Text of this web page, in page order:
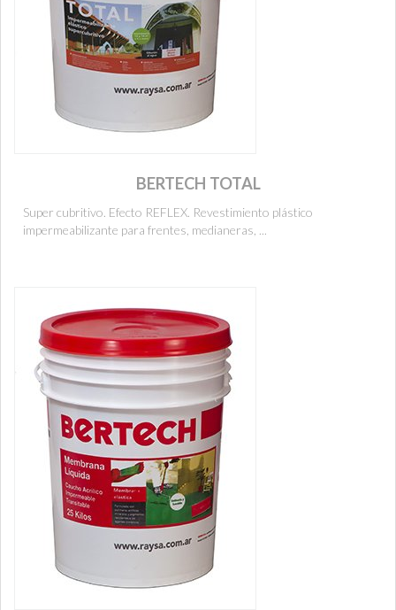
BERTECH TOTAL
Super cubritivo. Efecto REFLEX. Revestimiento plástico
impermeabilizante para frentes, medianeras, ...